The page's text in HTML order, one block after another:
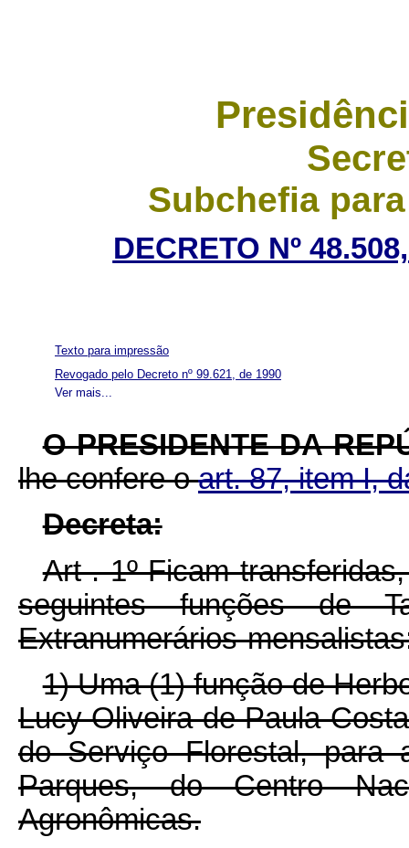
Subchefia
DECRETO Nº
Ver mais...
Texto para impressão
Revogado pelo Decreto nº 99.621, de 1990
O PRESIDENTE DA
lhe confere oart. 87, item I,
Decreta:
Art . 1º Ficam
seguintes funções de
Extranumerários-
1) Uma (1) função de
Lucy Oliveira de Paula
do Serviço Florestal, para
Parques, do Centro
Agronômicas.